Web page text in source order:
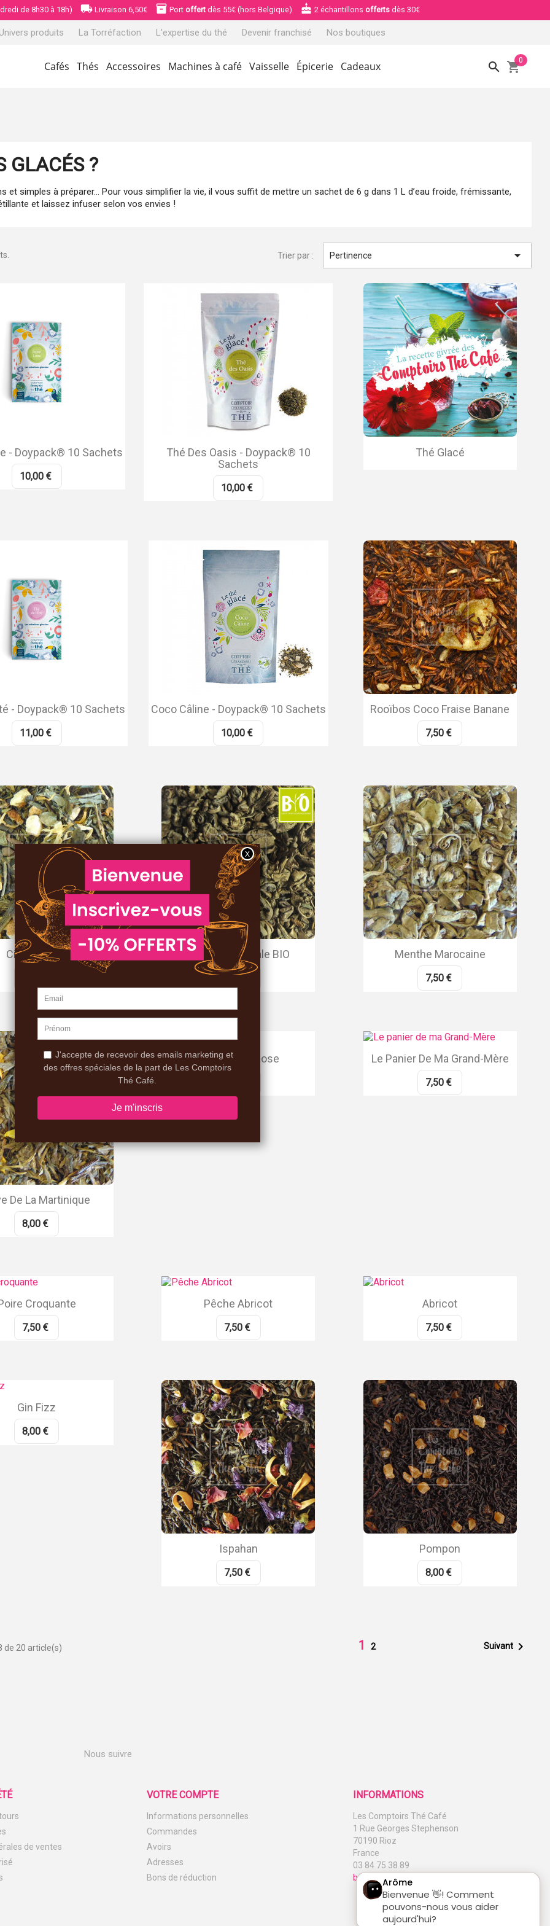
de 8h30 à 18h) local_shipping Livraison 6,50€ inventory_2
Port offert dès 55€ (hors Belgique) cake 2 échantillons offerts dès 30€
produits La Torréfaction L'expertise du thé Devenir franchisé Nos boutiques
Cafés Thés Accessoires Machines à café Vaisselle Épicerie Cadeaux search shopping_cart0
GLACÉS ?
et simples à préparer… Pour vous simplifier la vie, il vous suffit de mettre un sachet de 6 g dans 1 L d’eau froide, frémissante,
et laissez infuser selon vos envies !
Trier par : Pertinence 
- Doypack® 10 Sachets
10,00 €
Thé Des Oasis - Doypack® 10
Sachets
10,00 €
Thé Glacé
- Doypack® 10 Sachets
11,00 €
Coco Câline - Doypack® 10 Sachets
10,00 €
Rooïbos Coco Fraise Banane
7,50 €
Citron Confit Menthe Orientale BIO
8,00 €
Menthe Marocaine
7,50 €
De La Martinique
8,00 €
Poire Verte Rose Le Panier De Ma Grand-Mère
7,50 €
Croquante
7,50 €
Pêche Abricot
7,50 €
Abricot
7,50 €
Gin Fizz
8,00 €
Ispahan
7,50 €
Pompon
8,00 €
de 20 article(s) 1 2 Suivant
Nous suivre
de ventes
VOTRE COMPTE
Informations personnelles
Commandes
Avoirs
Adresses
Bons de réduction
INFORMATIONS
Les Comptoirs Thé Café
1 Rue Georges Stephenson
70190 Rioz
France
03 84 75 38 89
boutique@comptoirs-the-cafe.com